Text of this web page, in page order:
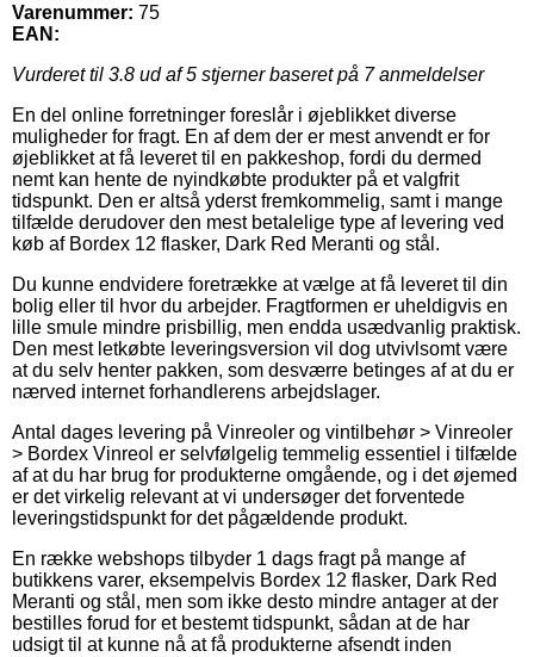
Varenummer: 75
EAN:
Vurderet til 3.8 ud af 5 stjerner baseret på 7anmeldelser
En del online forretninger foreslår i øjeblikket diverse
muligheder for fragt. En af dem der er mest anvendt er for
øjeblikket at få leveret til en pakkeshop, fordi du dermed
nemt kan hente de nyindkøbte produkter på et valgfrit
tidspunkt. Den er altså yderst fremkommelig, samt i mange
tilfælde derudover den mest betalelige type af levering ved
køb af Bordex 12 flasker, Dark Red Meranti og stål.
Du kunne endvidere foretrække at vælge at få leveret til din
bolig eller til hvor du arbejder. Fragtformen er uheldigvis en
lille smule mindre prisbillig, men endda usædvanlig praktisk.
Den mest letkøbte leveringsversion vil dog utvivlsomt være
at du selv henter pakken, som desværre betinges af at du er
nærved internet forhandlerens arbejdslager.
Antal dages levering på Vinreoler og vintilbehør > Vinreoler
> Bordex Vinreol er selvfølgelig temmelig essentiel i tilfælde
af at du har brug for produkterne omgående, og i det øjemed
er det virkelig relevant at vi undersøger det forventede
leveringstidspunkt for det pågældende produkt.
En række webshops tilbyder 1 dags fragt på mange af
butikkens varer, eksempelvis Bordex 12 flasker, Dark Red
Meranti og stål, men som ikke desto mindre antager at der
bestilles forud for et bestemt tidspunkt, sådan at de har
udsigt til at kunne nå at få produkterne afsendt inden